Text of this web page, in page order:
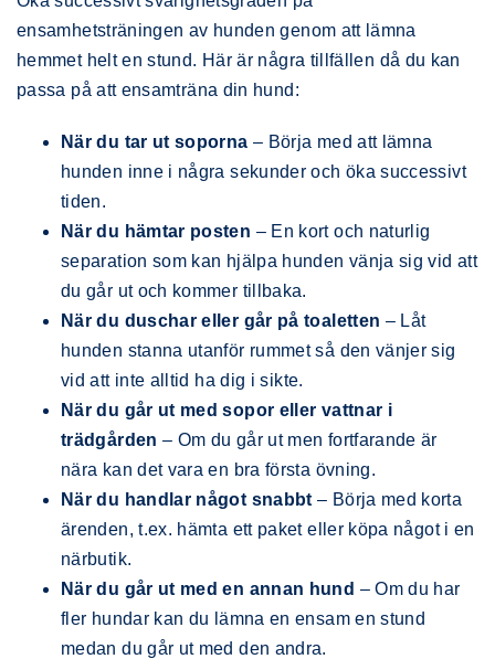
ensamhetsträningen av hunden genom att lämna
hemmet helt en stund. Här är några tillfällen då du kan
passa på att ensamträna din hund:
När du tar ut soporna – Börja med att lämna
hunden inne i några sekunder och öka successivt
tiden.
När du hämtar posten – En kort och naturlig
separation som kan hjälpa hunden vänja sig vid att
du går ut och kommer tillbaka.
När du duschar eller går på toaletten – Låt
hunden stanna utanför rummet så den vänjer sig
vid att inte alltid ha dig i sikte.
När du går ut med sopor eller vattnar i
trädgården – Om du går ut men fortfarande är
nära kan det vara en bra första övning.
När du handlar något snabbt – Börja med korta
ärenden, t.ex. hämta ett paket eller köpa något i en
närbutik.
När du går ut med en annan hund – Om du har
fler hundar kan du lämna en ensam en stund
medan du går ut med den andra.